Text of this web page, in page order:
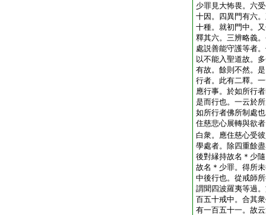
少罪見大怖畏。六
十因。四異門有六
十種。就初門中。
釋其六。三辨略義
處説善能守護等者
以不能入聖道故。
有故。餘則不然。
行者。此有二釋。
應行事。於如所行
是而行也。一云於
如所行者佛所制處
住慈悲心展轉與欲
白衆。應住慈心受
學處者。除四重餘
後對縁持故名＊少
故名＊少罪。得所
中後行也。從戒師
謂聞四波羅夷等過
百五十戒中。合其
有一百五十一。故